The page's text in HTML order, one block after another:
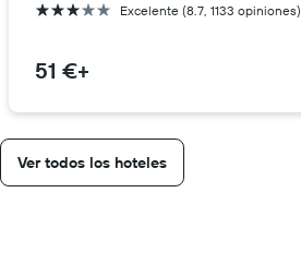
3 estrellas Excelente (8.7, 1133 opiniones)
51 €+
Ver todos los hoteles